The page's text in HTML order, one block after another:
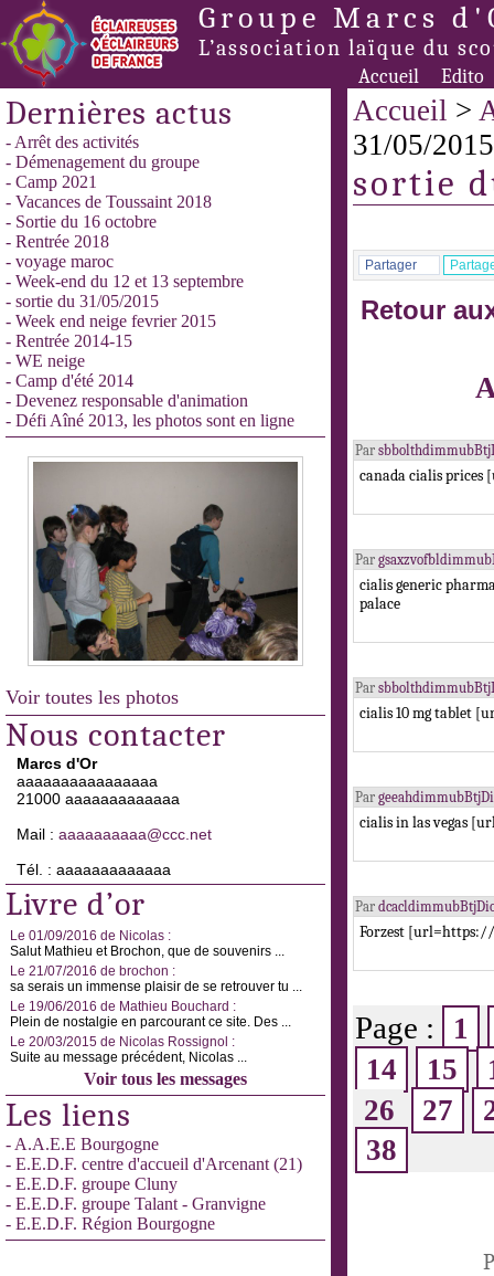
Groupe Marcs
L’association laïque du
Accueil Edito
Dernières actus
- Arrêt des activités
- Démenagement du groupe
- Camp 2021
- Vacances de Toussaint 2018
- Sortie du 16 octobre
- Rentrée 2018
- voyage maroc
- Week-end du 12 et 13 septembre
- sortie du 31/05/2015
- Week end neige fevrier 2015
- Rentrée 2014-15
- WE neige
- Camp d'été 2014
- Devenez responsable d'animation
- Défi Aîné 2013, les photos sont en ligne
Voir toutes les photos
Nous contacter
Marcs d'Or
aaaaaaaaaaaaaaaa
21000 aaaaaaaaaaaaa
Mail : aaaaaaaaaa@ccc.net
Tél. : aaaaaaaaaaaaa
Livre d’or
Le 01/09/2016 de Nicolas :
Salut Mathieu et Brochon, que de souvenirs ...
Le 21/07/2016 de brochon :
sa serais un immense plaisir de se retrouver tu ...
Le 19/06/2016 de Mathieu Bouchard :
Plein de nostalgie en parcourant ce site. Des ...
Le 20/03/2015 de Nicolas Rossignol :
Suite au message précédent, Nicolas ...
Voir tous les messages
Les liens
- A.A.E.E Bourgogne
- E.E.D.F. centre d'accueil d'Arcenant (21)
- E.E.D.F. groupe Cluny
- E.E.D.F. groupe Talant - Granvigne
- E.E.D.F. Région Bourgogne
Accueil >
31/05/2015
sortie
Partager
Retour
Par
canada cialis
Par
cialis generic
palace
Par
cialis 10 mg tablet
Par
cialis in las vegas
Par
Forzest
Page :
1
14
15
26
27
38